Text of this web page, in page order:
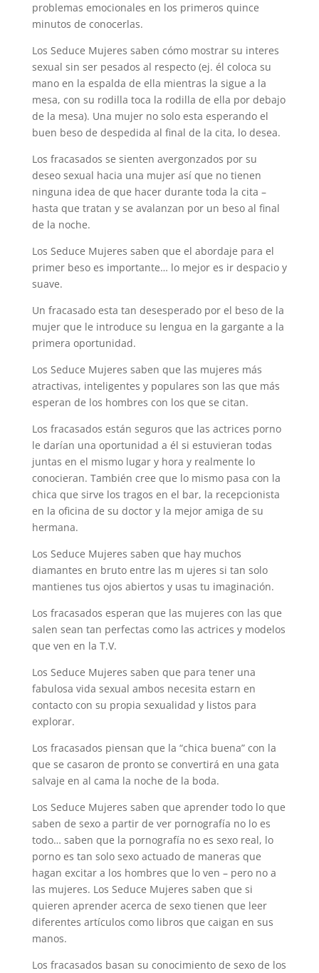
problemas emocionales en los primeros quince
minutos de conocerlas.
Los Seduce Mujeres saben cómo mostrar su interes
sexual sin ser pesados al respecto (ej. él coloca su
mano en la espalda de ella mientras la sigue a la
mesa, con su rodilla toca la rodilla de ella por debajo
de la mesa). Una mujer no solo esta esperando el
buen beso de despedida al final de la cita, lo desea.
Los fracasados se sienten avergonzados por su
deseo sexual hacia una mujer así que no tienen
ninguna idea de que hacer durante toda la cita –
hasta que tratan y se avalanzan por un beso al final
de la noche.
Los Seduce Mujeres saben que el abordaje para el
primer beso es importante… lo mejor es ir despacio y
suave.
Un fracasado esta tan desesperado por el beso de la
mujer que le introduce su lengua en la gargante a la
primera oportunidad.
Los Seduce Mujeres saben que las mujeres más
atractivas, inteligentes y populares son las que más
esperan de los hombres con los que se citan.
Los fracasados están seguros que las actrices porno
le darían una oportunidad a él si estuvieran todas
juntas en el mismo lugar y hora y realmente lo
conocieran. También cree que lo mismo pasa con la
chica que sirve los tragos en el bar, la recepcionista
en la oficina de su doctor y la mejor amiga de su
hermana.
Los Seduce Mujeres saben que hay muchos
diamantes en bruto entre las m ujeres si tan solo
mantienes tus ojos abiertos y usas tu imaginación.
Los fracasados esperan que las mujeres con las que
salen sean tan perfectas como las actrices y modelos
que ven en la T.V.
Los Seduce Mujeres saben que para tener una
fabulosa vida sexual ambos necesita estarn en
contacto con su propia sexualidad y listos para
explorar.
Los fracasados piensan que la “chica buena” con la
que se casaron de pronto se convertirá en una gata
salvaje en al cama la noche de la boda.
Los Seduce Mujeres saben que aprender todo lo que
saben de sexo a partir de ver pornografía no lo es
todo… saben que la pornografía no es sexo real, lo
porno es tan solo sexo actuado de maneras que
hagan excitar a los hombres que lo ven – pero no a
las mujeres. Los Seduce Mujeres saben que si
quieren aprender acerca de sexo tienen que leer
diferentes artículos como libros que caigan en sus
manos.
Los fracasados basan su conocimiento de sexo de los